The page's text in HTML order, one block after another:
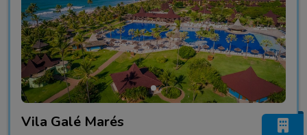
Vila Galé Marés